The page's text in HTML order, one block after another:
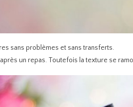
sans problèmes et sans transferts.
un repas. Toutefois la texture se